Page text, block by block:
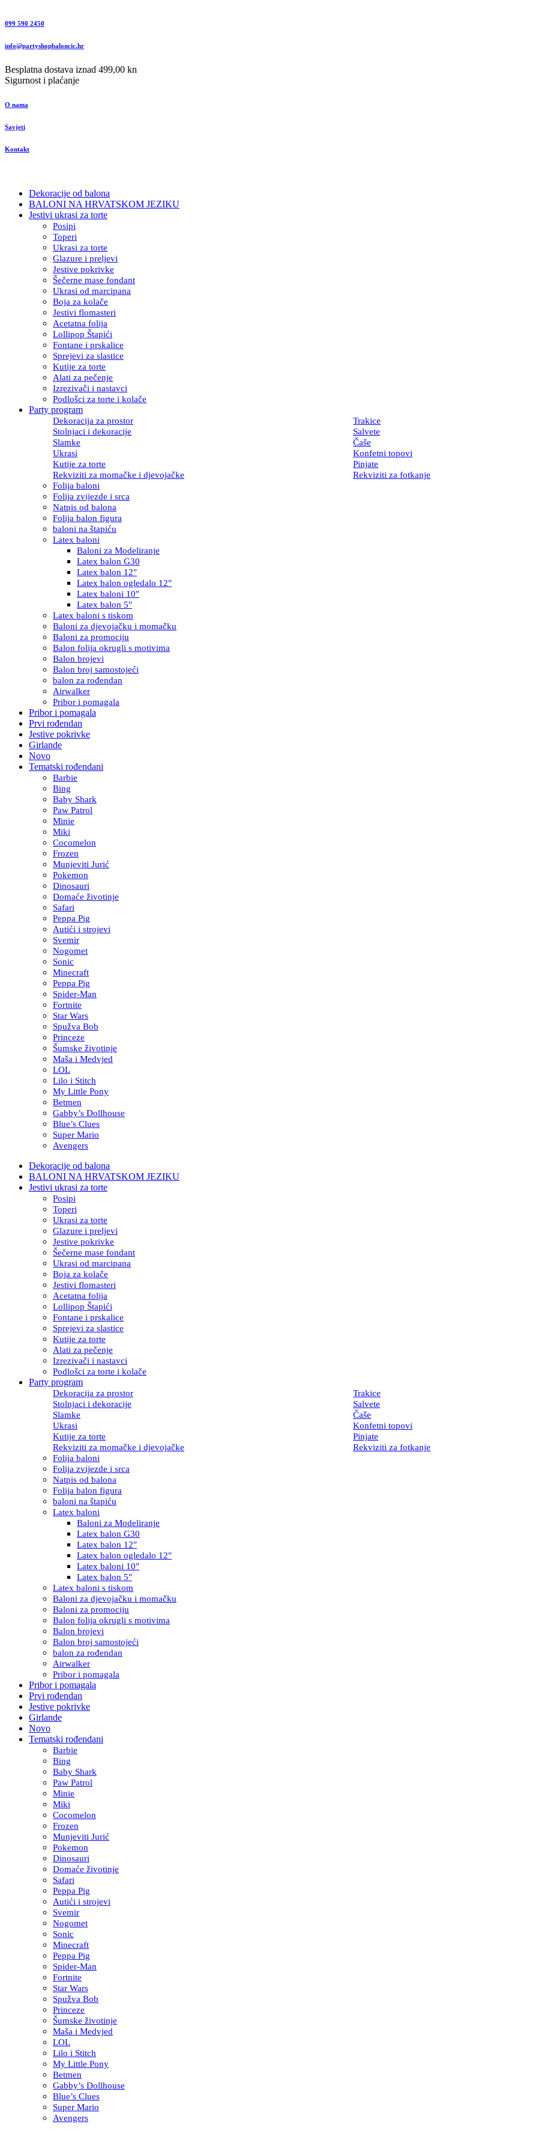
099 590 2450
info@partyshopbaloncic.hr
Besplatna dostava iznad 499,00 kn
Sigurnost i plaćanje
O nama
Savjeti
Kontakt
Dekoracije od balona
BALONI NA HRVATSKOM JEZIKU
Jestivi ukrasi za torte
Posipi
Toperi
Ukrasi za torte
Glazure i preljevi
Jestive pokrivke
Šečerne mase fondant
Ukrasi od marcipana
Boja za kolače
Jestivi flomasteri
Acetatna folija
Lollipop Štapići
Fontane i prskalice
Sprejevi za slastice
Kutije za torte
Alati za pečenje
Izrezivači i nastavci
Podlošci za torte i kolače
Party program
Dekoracija za prostor
Trakice
Stolnjaci i dekoracije
Salvete
Slamke
Čaše
Ukrasi
Konfetni topovi
Kutije za torte
Pinjate
Rekviziti za momačke i djevojačke
Rekviziti za fotkanje
Folija baloni
Folija zvijezde i srca
Natpis od balona
Folija balon figura
baloni na štapiću
Latex baloni
Baloni za Modeliranje
Latex balon G30
Latex balon 12″
Latex balon ogledalo 12″
Latex baloni 10″
Latex balon 5″
Latex baloni s tiskom
Baloni za djevojačku i momačku
Baloni za promociju
Balon folija okrugli s motivima
Balon brojevi
Balon broj samostojeći
balon za rođendan
Airwalker
Pribor i pomagala
Pribor i pomagala
Prvi rođendan
Jestive pokrivke
Girlande
Novo
Tematski rođendani
Barbie
Bing
Baby Shark
Paw Patrol
Minie
Miki
Cocomelon
Frozen
Munjeviti Jurić
Pokemon
Dinosauri
Domaće životinje
Safari
Peppa Pig
Autići i strojevi
Svemir
Nogomet
Sonic
Minecraft
Peppa Pig
Spider-Man
Fortnite
Star Wars
Spužva Bob
Princeze
Šumske životinje
Maša i Medvjed
LOL
Lilo i Stitch
My Little Pony
Betmen
Gabby’s Dollhouse
Blue’s Clues
Super Mario
Avengers
Dekoracije od balona
BALONI NA HRVATSKOM JEZIKU
Jestivi ukrasi za torte
Posipi
Toperi
Ukrasi za torte
Glazure i preljevi
Jestive pokrivke
Šečerne mase fondant
Ukrasi od marcipana
Boja za kolače
Jestivi flomasteri
Acetatna folija
Lollipop Štapići
Fontane i prskalice
Sprejevi za slastice
Kutije za torte
Alati za pečenje
Izrezivači i nastavci
Podlošci za torte i kolače
Party program
Dekoracija za prostor
Trakice
Stolnjaci i dekoracije
Salvete
Slamke
Čaše
Ukrasi
Konfetni topovi
Kutije za torte
Pinjate
Rekviziti za momačke i djevojačke
Rekviziti za fotkanje
Folija baloni
Folija zvijezde i srca
Natpis od balona
Folija balon figura
baloni na štapiću
Latex baloni
Baloni za Modeliranje
Latex balon G30
Latex balon 12″
Latex balon ogledalo 12″
Latex baloni 10″
Latex balon 5″
Latex baloni s tiskom
Baloni za djevojačku i momačku
Baloni za promociju
Balon folija okrugli s motivima
Balon brojevi
Balon broj samostojeći
balon za rođendan
Airwalker
Pribor i pomagala
Pribor i pomagala
Prvi rođendan
Jestive pokrivke
Girlande
Novo
Tematski rođendani
Barbie
Bing
Baby Shark
Paw Patrol
Minie
Miki
Cocomelon
Frozen
Munjeviti Jurić
Pokemon
Dinosauri
Domaće životinje
Safari
Peppa Pig
Autići i strojevi
Svemir
Nogomet
Sonic
Minecraft
Peppa Pig
Spider-Man
Fortnite
Star Wars
Spužva Bob
Princeze
Šumske životinje
Maša i Medvjed
LOL
Lilo i Stitch
My Little Pony
Betmen
Gabby’s Dollhouse
Blue’s Clues
Super Mario
Avengers